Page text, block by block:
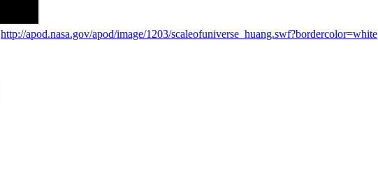
http://apod.nasa.gov/apod/image/1203/scaleofuniverse_huang.swf?bordercolor=white